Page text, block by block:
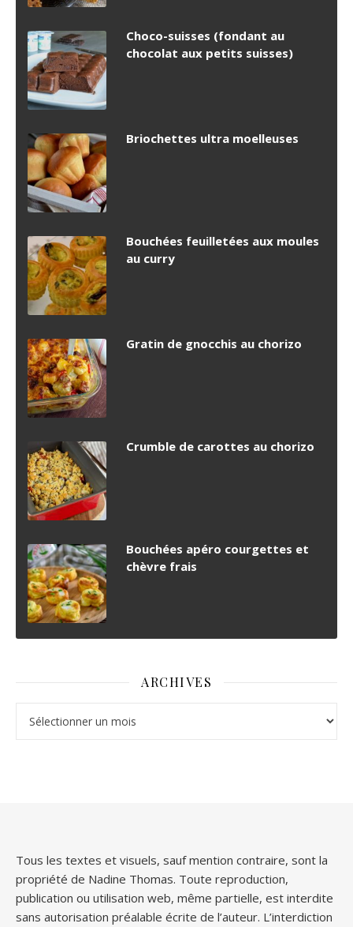
Choco-suisses (fondant au
chocolat aux petits suisses)
Briochettes ultra moelleuses
Bouchées feuilletées aux moules
au curry
Gratin de gnocchis au chorizo
Crumble de carottes au chorizo
Bouchées apéro courgettes et
chèvre frais
ARCHIVES
Tous les textes et visuels, sauf mention contraire, sont la
propriété de Nadine Thomas. Toute reproduction,
publication ou utilisation web, même partielle, est interdite
sans autorisation préalable écrite de l’auteur. L’interdiction